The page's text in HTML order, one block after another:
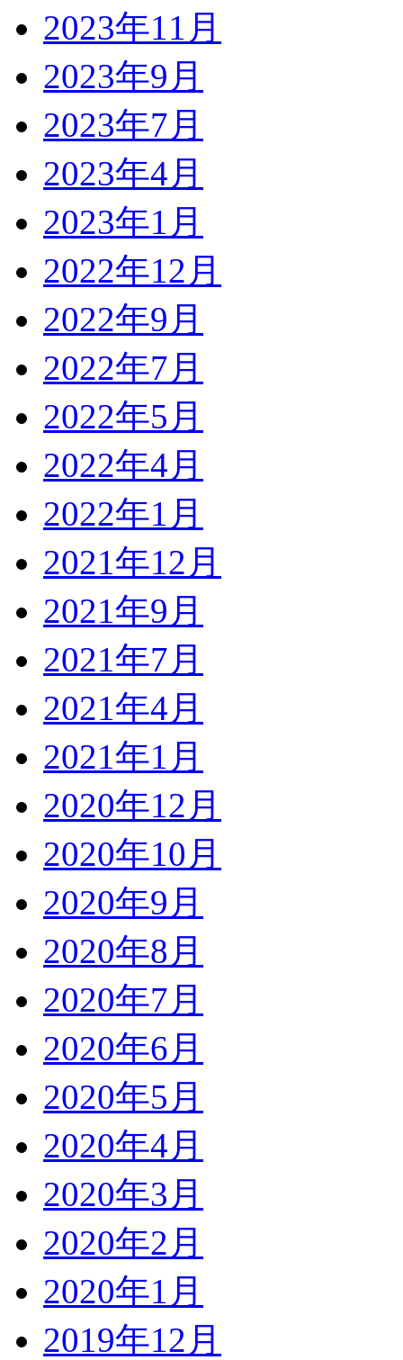
2023年11月
2023年9月
2023年7月
2023年4月
2023年1月
2022年12月
2022年9月
2022年7月
2022年5月
2022年4月
2022年1月
2021年12月
2021年9月
2021年7月
2021年4月
2021年1月
2020年12月
2020年10月
2020年9月
2020年8月
2020年7月
2020年6月
2020年5月
2020年4月
2020年3月
2020年2月
2020年1月
2019年12月